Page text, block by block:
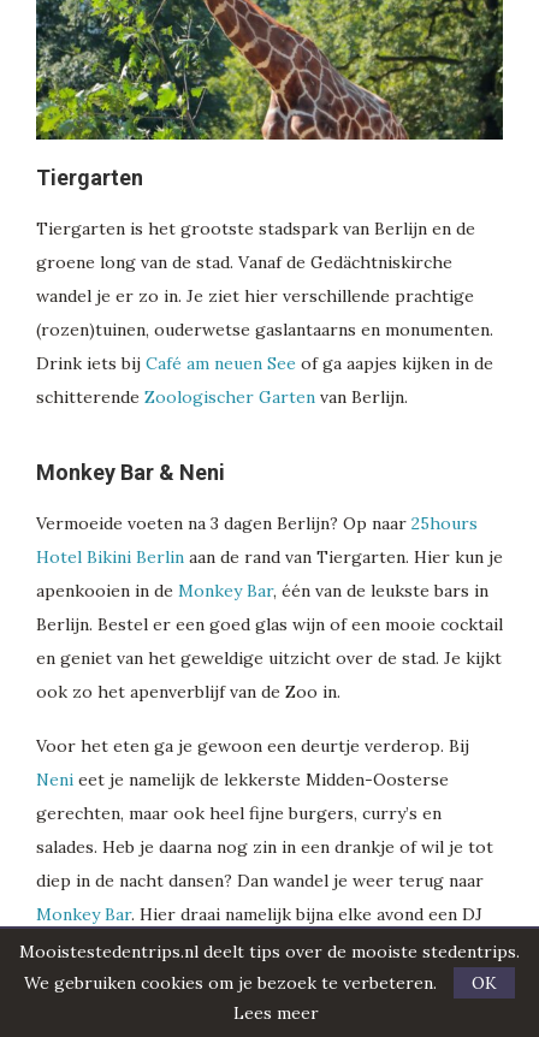
Tiergarten
Tiergarten is het grootste stadspark van Berlijn en de
groene long van de stad. Vanaf de Gedächtniskirche
wandel je er zo in. Je ziet hier verschillende prachtige
(rozen)tuinen, ouderwetse gaslantaarns en monumenten.
Drink iets bij Café am neuen See of ga aapjes kijken in de
schitterende Zoologischer Garten van Berlijn.
Monkey Bar & Neni
Vermoeide voeten na 3 dagen Berlijn? Op naar 25hours
Hotel Bikini Berlin aan de rand van Tiergarten. Hier kun je
apenkooien in de Monkey Bar, één van de leukste bars in
Berlijn. Bestel er een goed glas wijn of een mooie cocktail
en geniet van het geweldige uitzicht over de stad. Je kijkt
ook zo het apenverblijf van de Zoo in.
Voor het eten ga je gewoon een deurtje verderop. Bij
Neni eet je namelijk de lekkerste Midden-Oosterse
gerechten, maar ook heel fijne burgers, curry’s en
salades. Heb je daarna nog zin in een drankje of wil je tot
diep in de nacht dansen? Dan wandel je weer terug naar
Monkey Bar. Hier draai namelijk bijna elke avond een DJ
en is het tot in de kleine uurtjes gezellig.
Mooistestedentrips.nl deelt tips over de mooiste stedentrips.
We gebruiken cookies om je bezoek te verbeteren.
OK
Lees meer